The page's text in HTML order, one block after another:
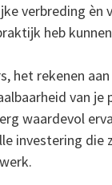
verbreding èn
heb
het rekenen
van je
waardevol
investering die